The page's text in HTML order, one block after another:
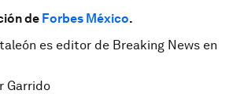
de Forbes México.
es editor de Breaking News en
Garrido